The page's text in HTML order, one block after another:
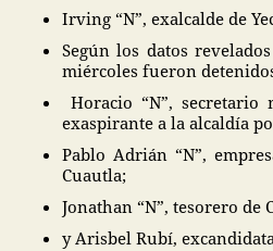
Irving “N”, exalcalde de
Según los datos
miércoles fueron
Horacio “N”,
exaspirante a la alcaldía
Pablo Adrián “N”,
Cuautla;
Jonathan “N”, tesorero de
y Arisbel Rubí,